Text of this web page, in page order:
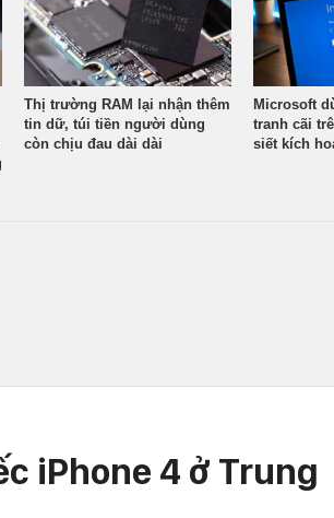
Thị trường RAM lại nhận thêm
tin dữ, túi tiền người dùng
còn chịu đau dài dài
Microsoft
tranh cãi
siết kích
iPhone 4 ở Trung